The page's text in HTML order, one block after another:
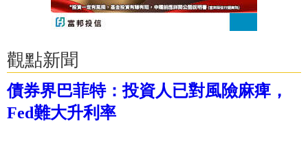
觀點新聞
債券界巴菲特：投資人已對風險麻痺，
Fed難大升利率